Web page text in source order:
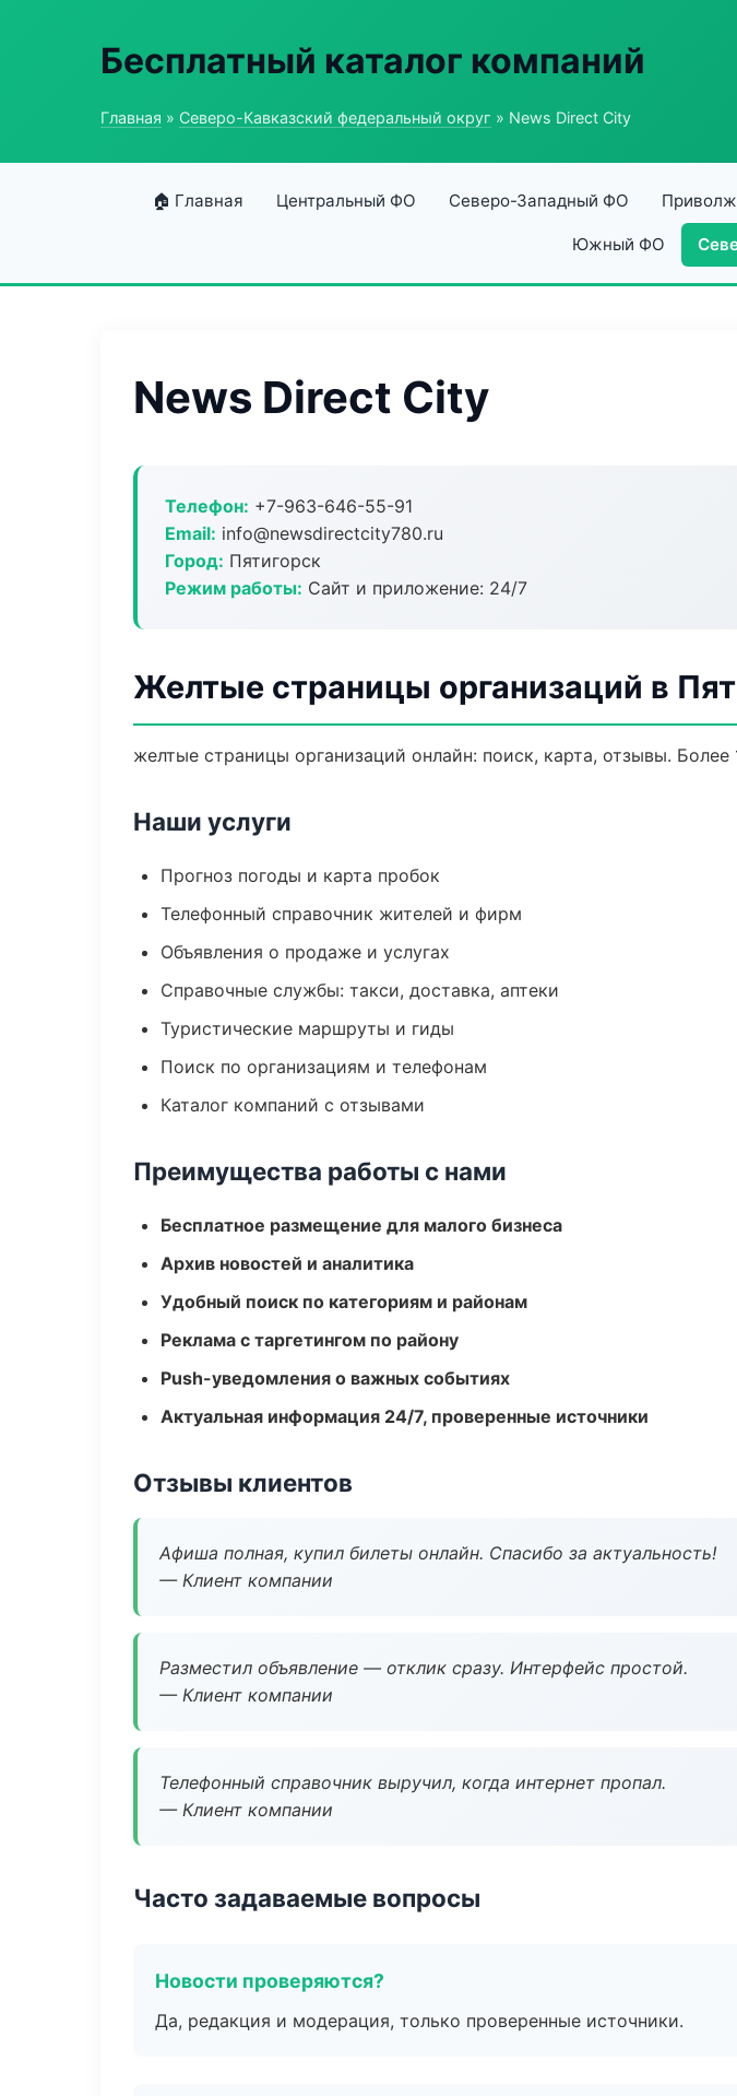
Бесплатный каталог компаний
Главная » Северо-Кавказский федеральный округ » News Direct City
🏠 Главная Центральный ФО Северо-Западный ФО
Южный ФО
News Direct City
Телефон: +7-963-646-55-91
Email: info@newsdirectcity780.ru
Город: Пятигорск
Режим работы: Сайт и приложение: 24/7
Желтые страницы организаций в
желтые страницы организаций онлайн: поиск, карта, отзывы. Более
Наши услуги
Прогноз погоды и карта пробок
Телефонный справочник жителей и фирм
Объявления о продаже и услугах
Справочные службы: такси, доставка, аптеки
Туристические маршруты и гиды
Поиск по организациям и телефонам
Каталог компаний с отзывами
Преимущества работы с нами
Бесплатное размещение для малого бизнеса
Архив новостей и аналитика
Удобный поиск по категориям и районам
Реклама с таргетингом по району
Push-уведомления о важных событиях
Актуальная информация 24/7, проверенные источники
Отзывы клиентов
Афиша полная, купил билеты онлайн. Спасибо за актуальность!
— Клиент компании
Разместил объявление — отклик сразу. Интерфейс простой.
— Клиент компании
Телефонный справочник выручил, когда интернет пропал.
— Клиент компании
Часто задаваемые вопросы
Новости проверяются?
Да, редакция и модерация, только проверенные источники.